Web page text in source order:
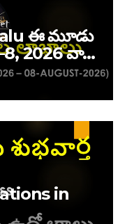
ఈ మూడు
2026 వార
in